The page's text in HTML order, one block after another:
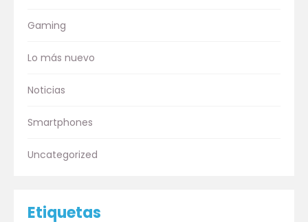
Gaming
Lo más nuevo
Noticias
Smartphones
Uncategorized
Etiquetas